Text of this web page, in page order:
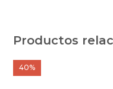
Productos
40%